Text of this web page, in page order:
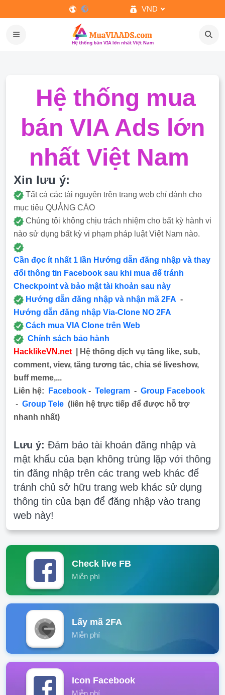
VND
Hệ thống mua
bán VIA Ads lớn
nhất Việt Nam
Xin lưu ý:
Tất cả các tài nguyên trên trang web chỉ dành cho
mục tiêu QUẢNG CÁO
Chúng tôi không chịu trách nhiệm cho bất kỳ hành vi
nào sử dụng bất kỳ vi phạm pháp luật Việt Nam nào.
Cần đọc ít nhất 1 lần Hướng dẫn đăng nhập và thay
đổi thông tin Facebook sau khi mua để tránh
Checkpoint và bảo mật tài khoản sau này
Hướng dẫn đăng nhập và nhận mã 2FA -
Hướng dẫn đăng nhập Via-Clone NO 2FA
Cách mua VIA Clone trên Web
Chính sách bảo hành
HacklikeVN.net | Hệ thống dịch vụ tăng like, sub,
comment, view, tăng tương tác, chia sẻ liveshow,
buff meme,...
Liên hệ:
Facebook - Telegram - Group Facebook
- Group Tele (liên hệ trực tiếp để được hỗ trợ
nhanh nhất)
Lưu ý: Đảm bảo tài khoản đăng nhập và
mật khẩu của bạn không trùng lặp với thông
tin đăng nhập trên các trang web khác để
tránh chủ sở hữu trang web khác sử dụng
thông tin của bạn để đăng nhập vào trang
web này!
Check live FB
Miễn phí
Lấy mã 2FA
Miễn phí
Icon Facebook
Miễn phí